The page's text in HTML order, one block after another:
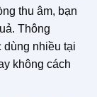
thu âm, bạn
Thông
nhiều tại
không cách